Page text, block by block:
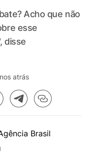
Acho que não
esse
disse
atrás